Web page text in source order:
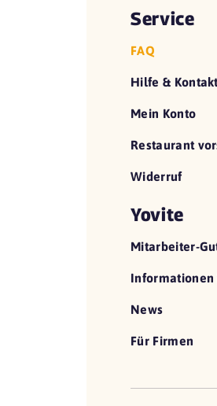
Service
FAQ
Hilfe &
Mein Konto
Restaurant
Widerruf
Yovite
Mitarbeiter-
Informationen
News
Für Firmen